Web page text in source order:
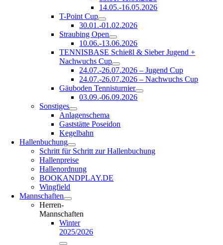
14.05.-16.05.2026
T-Point Cup
30.01.-01.02.2026
Straubing Open
10.06.-13.06.2026
TENNISBASE Schießl & Sieber Jugend +
Nachwuchs Cup
24.07.-26.07.2026 – Jugend Cup
24.07.-26.07.2026 – Nachwuchs Cup
Gäuboden Tennisturnier
03.09.-06.09.2026
Sonstiges
Anlagenschema
Gaststätte Poseidon
Kegelbahn
Hallenbuchung
Schritt für Schritt zur Hallenbuchung
Hallenpreise
Hallenordnung
BOOKANDPLAY.DE
Wingfield
Mannschaften
Herren-
Mannschaften
Winter
2025/2026